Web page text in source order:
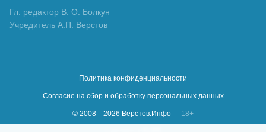
Гл. редактор В. О. Болкун
Учредитель А.П. Верстов
Политика конфиденциальности
Согласие на сбор и обработку персональных данных
© 2008—2026 Верстов.Инфо
18+